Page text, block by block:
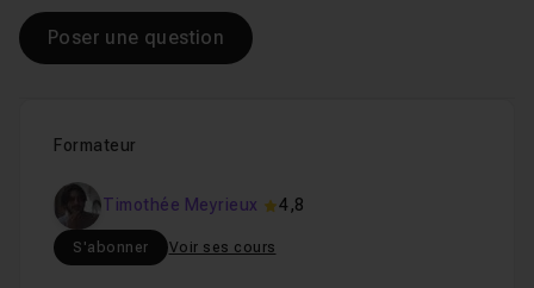
Formateur
Timothée Meyrieux 4,8
S'abonner Voir ses cours
Poser une question